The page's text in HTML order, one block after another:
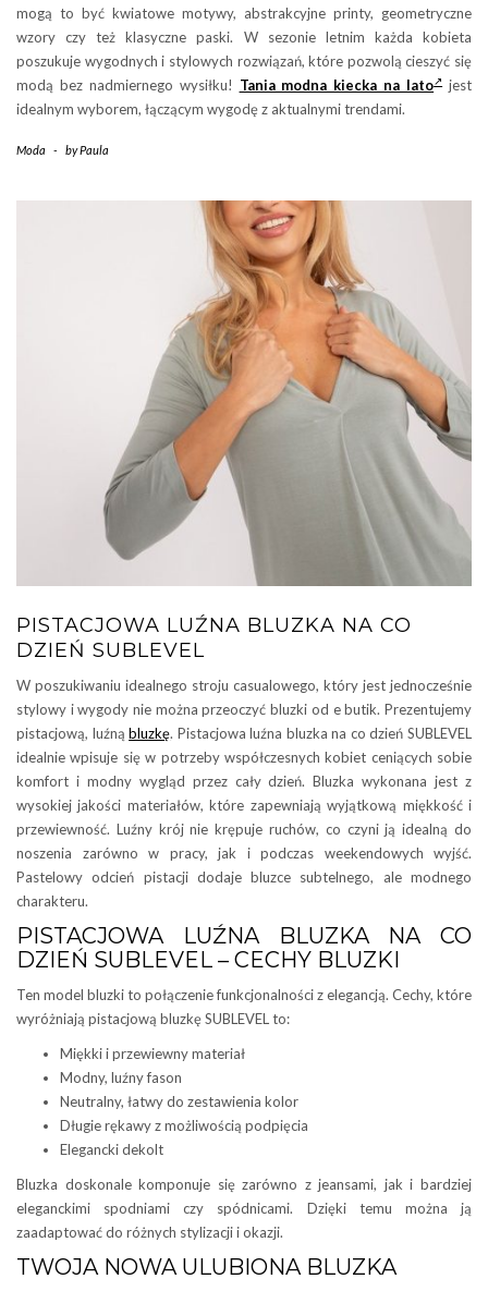
mogą to być kwiatowe motywy, abstrakcyjne printy, geometryczne
wzory czy też klasyczne paski. W sezonie letnim każda kobieta
poszukuje wygodnych i stylowych rozwiązań, które pozwolą cieszyć się
modą bez nadmiernego wysiłku! Tania modna kiecka na lato jest
idealnym wyborem, łączącym wygodę z aktualnymi trendami.
Moda - byPaula
PISTACJOWA LUŹNA BLUZKA NA CO
DZIEŃ SUBLEVEL
W poszukiwaniu idealnego stroju casualowego, który jest jednocześnie
stylowy i wygody nie można przeoczyć bluzki od e butik. Prezentujemy
pistacjową, luźnąbluzkę. Pistacjowa luźna bluzka na co dzień SUBLEVEL
idealnie wpisuje się w potrzeby współczesnych kobiet ceniących sobie
komfort i modny wygląd przez cały dzień. Bluzka wykonana jest z
wysokiej jakości materiałów, które zapewniają wyjątkową miękkość i
przewiewność. Luźny krój nie krępuje ruchów, co czyni ją idealną do
noszenia zarówno w pracy, jak i podczas weekendowych wyjść.
Pastelowy odcień pistacji dodaje bluzce subtelnego, ale modnego
charakteru.
PISTACJOWA LUŹNA BLUZKA NA CO
DZIEŃ SUBLEVEL – CECHY BLUZKI
Ten model bluzki to połączenie funkcjonalności z elegancją. Cechy, które
wyróżniają pistacjową bluzkę SUBLEVEL to:
Miękki i przewiewny materiał
Modny, luźny fason
Neutralny, łatwy do zestawienia kolor
Długie rękawy z możliwością podpięcia
Elegancki dekolt
Bluzka doskonale komponuje się zarówno z jeansami, jak i bardziej
eleganckimi spodniami czy spódnicami. Dzięki temu można ją
zaadaptować do różnych stylizacji i okazji.
TWOJA NOWA ULUBIONA BLUZKA